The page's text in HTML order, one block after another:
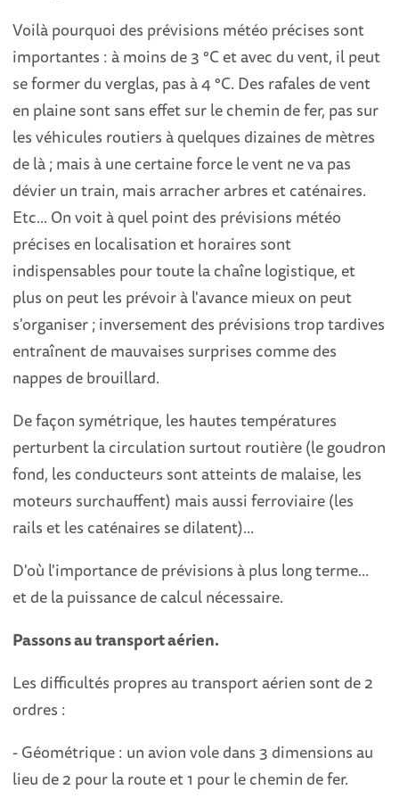
Voilà pourquoi des prévisions météo précises sont
importantes : à moins de 3 °C et avec du vent, il peut
se former du verglas, pas à 4 °C. Des rafales de vent
en plaine sont sans effet sur le chemin de fer, pas sur
les véhicules routiers à quelques dizaines de mètres
de là ; mais à une certaine force le vent ne va pas
dévier un train, mais arracher arbres et caténaires.
Etc... On voit à quel point des prévisions météo
précises en localisation et horaires sont
indispensables pour toute la chaîne logistique, et
plus on peut les prévoir à l'avance mieux on peut
s'organiser ; inversement des prévisions trop tardives
entraînent de mauvaises surprises comme des
nappes de brouillard.
De façon symétrique, les hautes températures
perturbent la circulation surtout routière (le goudron
fond, les conducteurs sont atteints de malaise, les
moteurs surchauffent) mais aussi ferroviaire (les
rails et les caténaires se dilatent)...
D'où l'importance de prévisions à plus long terme...
et de la puissance de calcul nécessaire.
Passons au transport aérien.
Les difficultés propres au transport aérien sont de 2
ordres :
- Géométrique : un avion vole dans 3 dimensions au
lieu de 2 pour la route et 1 pour le chemin de fer.